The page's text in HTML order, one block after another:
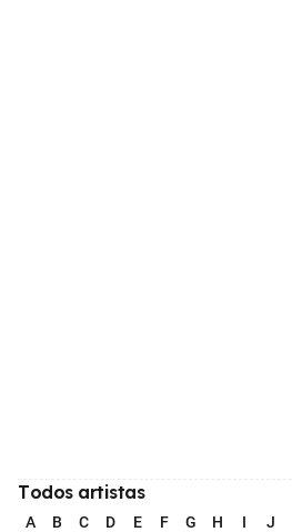
Todos artistas
A B C D E F G H I J